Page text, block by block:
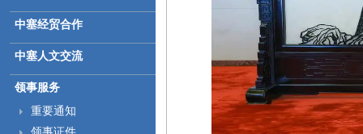
中塞经贸合作
中塞人文交流
领事服务
重要通知